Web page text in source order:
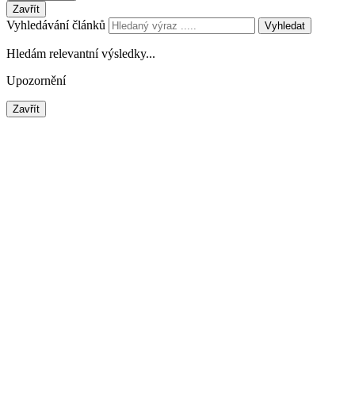
Zavřít
Vyhledávání článků Vyhledat
Hledám relevantní výsledky...
Upozornění
Zavřít